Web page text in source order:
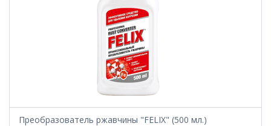
Преобразователь ржавчины "FELIX" (500 мл.)